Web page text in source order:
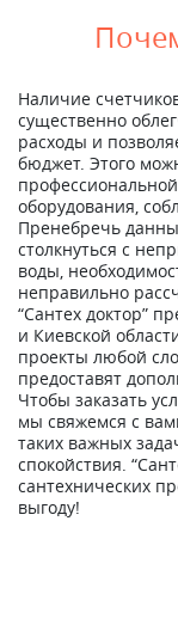
Наличие
существенно
расходы и
бюджет. Этого
оборудования,
Пренебречь
столкнуться с
воды,
неправильно
“Сантех доктор”
и Киевской
проекты любой
предоставят
Чтобы заказать
мы свяжемся с
таких важных
спокойствия.
сантехнических
выгоду!